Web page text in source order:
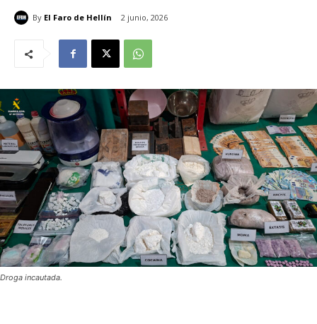
By El Faro de Hellín 2 junio, 2026
Droga incautada.